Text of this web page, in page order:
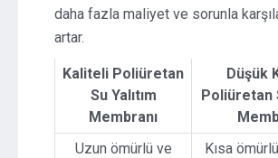
daha fazla maliyet ve sorunla
artar.
Kaliteli Poliüretan
Su Yalıtım
Membranı
Düşük
Poliüretan
Uzun ömürlü ve
Kısa